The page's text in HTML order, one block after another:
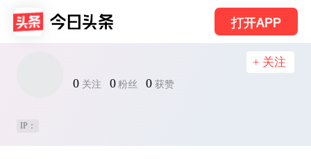
打开APP
0 关注 0 粉丝 0 获赞
+ 关注
IP：